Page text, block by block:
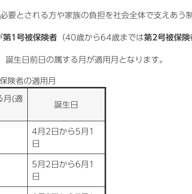
要とされる方や家族の負担を社会全体で支えあう制
第1号被保険者 （40歳から64歳までは第2号被保険
生日前日の属する月が適用月となります。
険者の適用月
月(適
誕生日
4月2日から5月1
日
5月2日から6月1
日